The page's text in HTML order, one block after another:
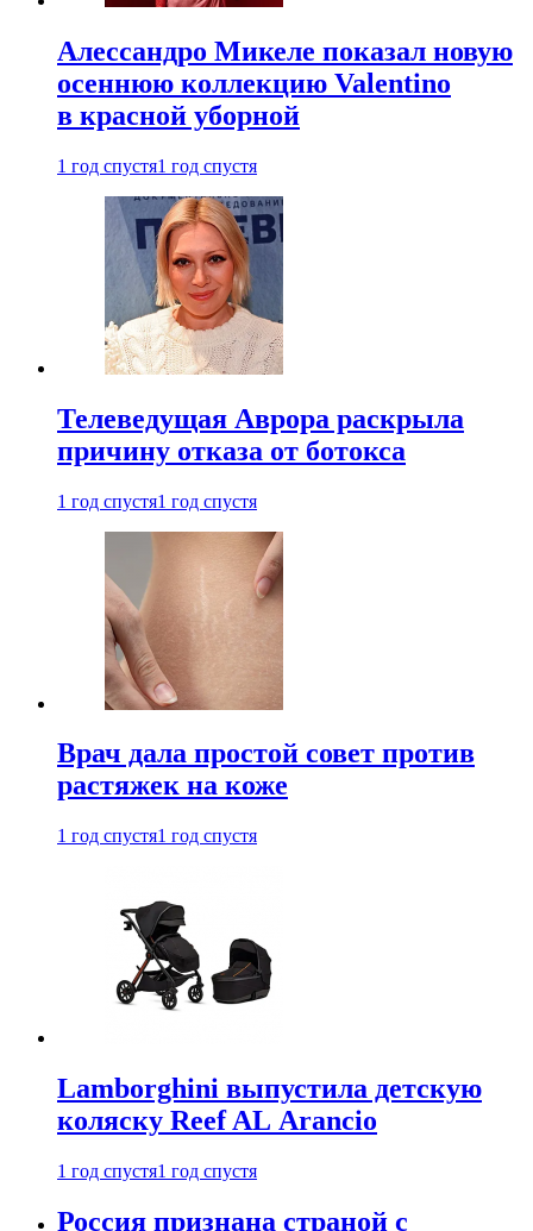
Алессандро Микеле показал новую
осеннюю коллекцию Valentino
в красной уборной
1 год спустя1 год спустя
Телеведущая Аврора раскрыла
причину отказа от ботокса
1 год спустя1 год спустя
Врач дала простой совет против
растяжек на коже
1 год спустя1 год спустя
Lamborghini выпустила детскую
коляску Reef AL Arancio
1 год спустя1 год спустя
Россия признана страной с